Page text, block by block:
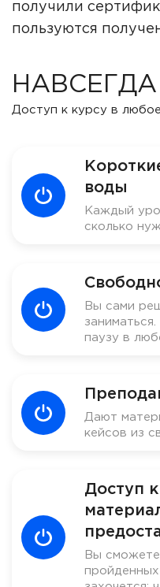
получили
пользуются
НАВСЕГДА
Доступ к курсу в
воды
Каждый
сколько
Вы сами
паузу в
Дают
кейсов из
Доступ
Вы